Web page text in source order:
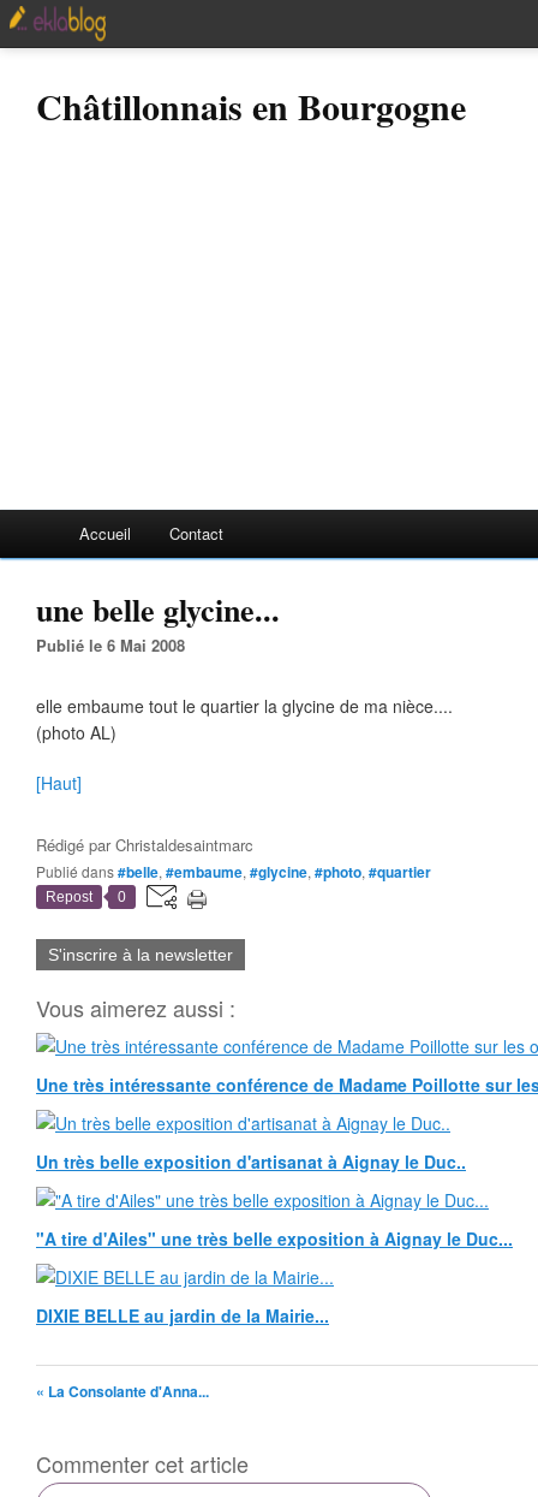
Châtillonnais en Bourgogne
Accueil Contact
une belle glycine...
Publié le 6 Mai 2008
elle embaume tout le quartier la glycine de ma nièce....
(photo AL)
[Haut]
Rédigé parChristaldesaintmarc
Publié dans#belle, #embaume, #glycine, #photo, #quartier
Repost 0
S'inscrire à la newsletter
Vous aimerez aussi :
Une très intéressante conférence de Madame Poillotte sur
Un très belle exposition d'artisanat à Aignay le Duc..
"A tire d'Ailes" une très belle exposition à Aignay le Duc...
DIXIE BELLE au jardin de la Mairie...
« La Consolante d'Anna...
Commenter cet article